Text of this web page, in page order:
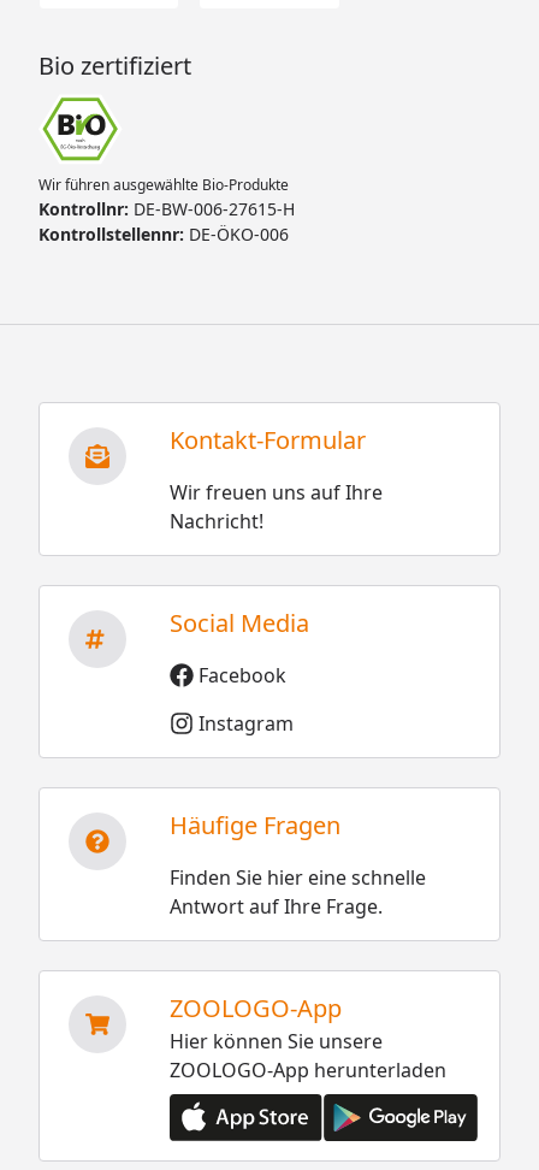
Bio zertifiziert
Wir führen ausgewählte Bio-Produkte
Kontrollnr: DE-BW-006-27615-H
Kontrollstellennr: DE-ÖKO-006
Kontakt-Formular
Wir freuen uns auf Ihre
Nachricht!
Social Media
Facebook
Instagram
Häufige Fragen
Finden Sie hier eine schnelle
Antwort auf Ihre Frage.
ZOOLOGO-App
Hier können Sie unsere
ZOOLOGO-App herunterladen